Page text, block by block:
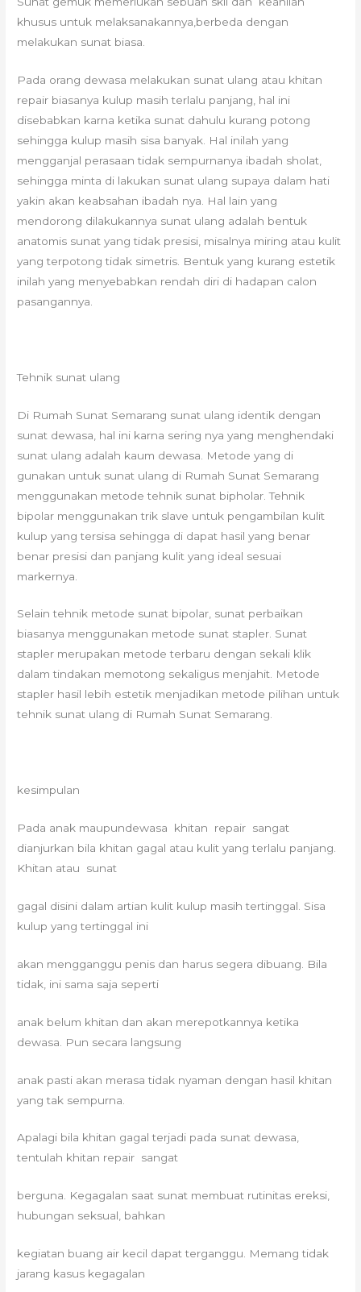
khusus untuk melaksanakannya,berbeda dengan
melakukan sunat biasa.
Pada orang dewasa melakukan sunat ulang atau khitan
repair biasanya kulup masih terlalu panjang, hal ini
disebabkan karna ketika sunat dahulu kurang potong
sehingga kulup masih sisa banyak. Hal inilah yang
mengganjal perasaan tidak sempurnanya ibadah sholat,
sehingga minta di lakukan sunat ulang supaya dalam hati
yakin akan keabsahan ibadah nya. Hal lain yang
mendorong dilakukannya sunat ulang adalah bentuk
anatomis sunat yang tidak presisi, misalnya miring atau kulit
yang terpotong tidak simetris. Bentuk yang kurang estetik
inilah yang menyebabkan rendah diri di hadapan calon
pasangannya.
Tehnik sunat ulang
Di Rumah Sunat Semarang sunat ulang identik dengan
sunat dewasa, hal ini karna sering nya yang menghendaki
sunat ulang adalah kaum dewasa. Metode yang di
gunakan untuk sunat ulang di Rumah Sunat Semarang
menggunakan metode tehnik sunat bipholar. Tehnik
bipolar menggunakan trik slave untuk pengambilan kulit
kulup yang tersisa sehingga di dapat hasil yang benar
benar presisi dan panjang kulit yang ideal sesuai
markernya.
Selain tehnik metode sunat bipolar, sunat perbaikan
biasanya menggunakan metode sunat stapler. Sunat
stapler merupakan metode terbaru dengan sekali klik
dalam tindakan memotong sekaligus menjahit. Metode
stapler hasil lebih estetik menjadikan metode pilihan untuk
tehnik sunat ulang di Rumah Sunat Semarang.
kesimpulan
Pada anak maupundewasa khitan repair sangat
dianjurkan bila khitan gagal atau kulit yang terlalu panjang.
Khitan atau sunat
gagal disini dalam artian kulit kulup masih tertinggal. Sisa
kulup yang tertinggal ini
akan mengganggu penis dan harus segera dibuang. Bila
tidak, ini sama saja seperti
anak belum khitan dan akan merepotkannya ketika
dewasa. Pun secara langsung
anak pasti akan merasa tidak nyaman dengan hasil khitan
yang tak sempurna.
Apalagi bila khitan gagal terjadi pada sunat dewasa,
tentulah khitan repair sangat
berguna. Kegagalan saat sunat membuat rutinitas ereksi,
hubungan seksual, bahkan
kegiatan buang air kecil dapat terganggu. Memang tidak
jarang kasus kegagalan